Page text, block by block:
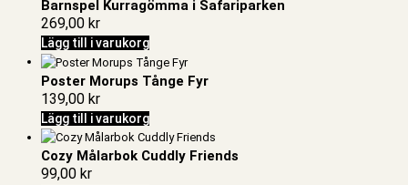
Barnspel Kurragömma i Safariparken
269,00 kr
Lägg till i varukorg
Poster Morups Tånge Fyr
139,00 kr
Lägg till i varukorg
Cozy Målarbok Cuddly Friends
99,00 kr